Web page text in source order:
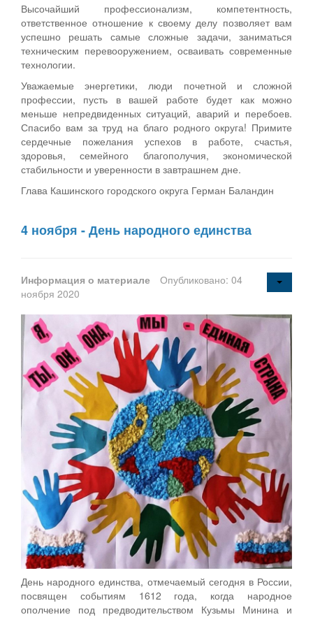
Высочайший профессионализм, компетентность,
ответственное отношение к своему делу позволяет вам
успешно решать самые сложные задачи, заниматься
техническим перевооружением, осваивать современные
технологии.
Уважаемые энергетики, люди почетной и сложной
профессии, пусть в вашей работе будет как можно
меньше непредвиденных ситуаций, аварий и перебоев.
Спасибо вам за труд на благо родного округа! Примите
сердечные пожелания успехов в работе, счастья,
здоровья, семейного благополучия, экономической
стабильности и уверенности в завтрашнем дне.
Глава Кашинского городского округа Герман Баландин
4 ноября - День народного единства
Информация о материале
Опубликовано: 04
ноября 2020
День народного единства, отмечаемый сегодня в России,
посвящен событиям 1612 года, когда народное
ополчение под предводительством Кузьмы Минина и